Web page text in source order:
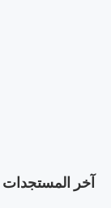
آخر المستجدات